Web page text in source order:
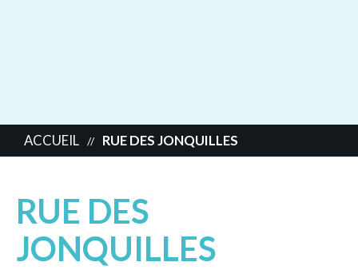
ACCUEIL // RUE DES JONQUILLES
RUE DES
JONQUILLES